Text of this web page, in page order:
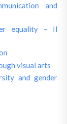
and
equality – Il
visual arts
and gender